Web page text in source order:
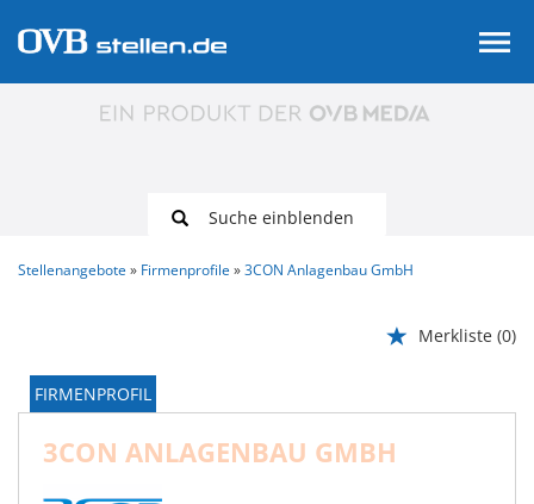
Suche einblenden
Stellenangebote Firmenprofile 3CON Anlagenbau GmbH
Merkliste (0)
FIRMENPROFIL
3CON ANLAGENBAU GMBH